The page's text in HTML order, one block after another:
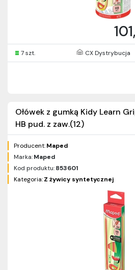
7 szt. CX Dystrybucja
Ołówek z gumką Kidy Learn
HB pud. z zaw.(12)
Producent:Maped
Marka:Maped
Kod produktu:853601
Kategoria:Z żywicy syntetycznej